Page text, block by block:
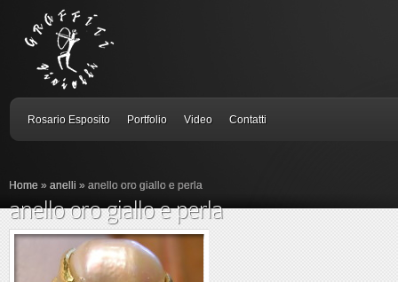
Rosario Esposito Portfolio Video Contatti
anello oro giallo e perla
Home » anelli » anello oro giallo e perla